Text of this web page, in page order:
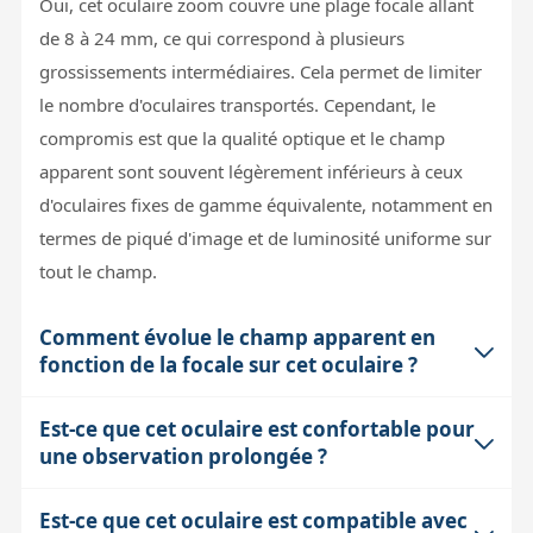
de 8 à 24 mm, ce qui correspond à plusieurs
grossissements intermédiaires. Cela permet de limiter
le nombre d'oculaires transportés. Cependant, le
compromis est que la qualité optique et le champ
apparent sont souvent légèrement inférieurs à ceux
d'oculaires fixes de gamme équivalente, notamment en
termes de piqué d'image et de luminosité uniforme sur
tout le champ.
Comment évolue le champ apparent en
fonction de la focale sur cet oculaire ?
Le champ apparent varie de 60° à 8 mm (focale courte)
à 40° à 24 mm (focale longue). Cela signifie qu'à courte
Est-ce que cet oculaire est confortable pour
une observation prolongée ?
Le relief d'œil de cet oculaire varie entre 15 mm à 24
Est-ce que cet oculaire est compatible avec